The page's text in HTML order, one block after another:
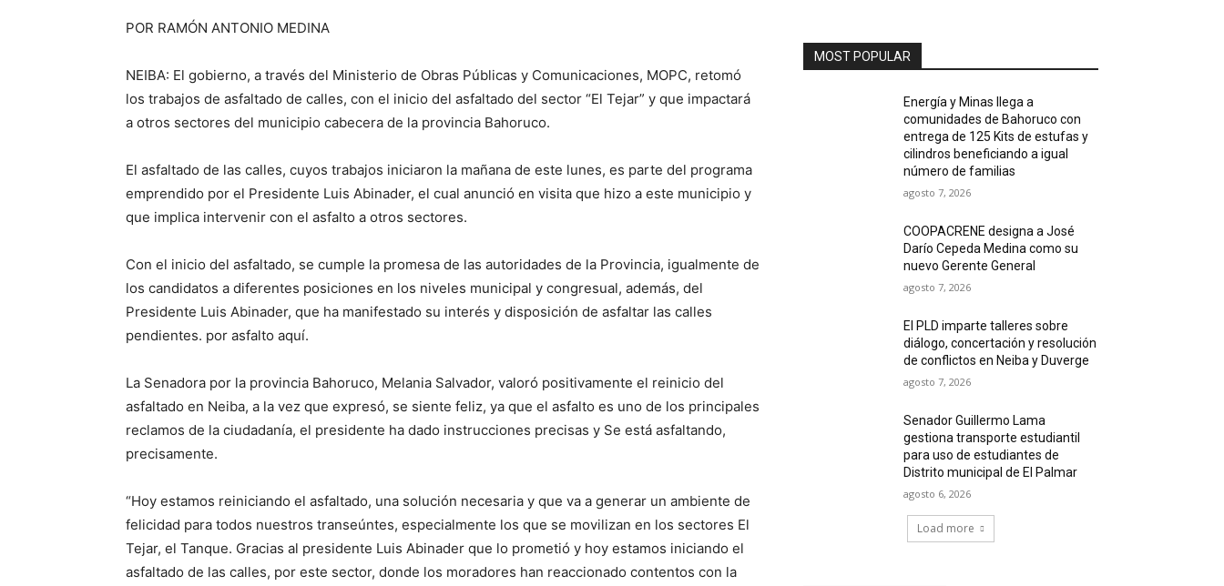
POR RAMÓN ANTONIO MEDINA
NEIBA: El gobierno, a través del Ministerio de Obras Públicas y Comunicaciones, MOPC, retomó
los trabajos de asfaltado de calles, con el inicio del asfaltado del sector “El Tejar” y que impactará
a otros sectores del municipio cabecera de la provincia Bahoruco.
El asfaltado de las calles, cuyos trabajos iniciaron la mañana de este lunes, es parte del programa
emprendido por el Presidente Luis Abinader, el cual anunció en visita que hizo a este municipio y
que implica intervenir con el asfalto a otros sectores.
Con el inicio del asfaltado, se cumple la promesa de las autoridades de la Provincia, igualmente de
los candidatos a diferentes posiciones en los niveles municipal y congresual, además, del
Presidente Luis Abinader, que ha manifestado su interés y disposición de asfaltar las calles
pendientes. por asfalto aquí.
La Senadora por la provincia Bahoruco, Melania Salvador, valoró positivamente el reinicio del
asfaltado en Neiba, a la vez que expresó, se siente feliz, ya que el asfalto es uno de los principales
reclamos de la ciudadanía, el presidente ha dado instrucciones precisas y Se está asfaltando,
precisamente.
“Hoy estamos reiniciando el asfaltado, una solución necesaria y que va a generar un ambiente de
felicidad para todos nuestros transeúntes, especialmente los que se movilizan en los sectores El
Tejar, el Tanque. Gracias al presidente Luis Abinader que lo prometió y hoy estamos iniciando el
asfaltado de las calles, por este sector, donde los moradores han reaccionado contentos con la
MOST POPULAR
Energía y Minas llega a
comunidades de Bahoruco con
entrega de 125 Kits de estufas y
cilindros beneficiando a igual
número de familias
agosto 7, 2026
COOPACRENE designa a José
Darío Cepeda Medina como su
nuevo Gerente General
agosto 7, 2026
El PLD imparte talleres sobre
diálogo, concertación y resolución
de conflictos en Neiba y Duverge
agosto 7, 2026
Senador Guillermo Lama
gestiona transporte estudiantil
para uso de estudiantes de
Distrito municipal de El Palmar
agosto 6, 2026
Load more